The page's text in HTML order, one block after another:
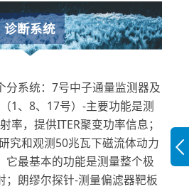
诊断系统
系统：7号中子通量监测器及
1、8、17号）-主要功能是测
率，提供ITER聚变功率信息；
究和观测50兆瓦下磁流体动力
它最基本的功能是测量整个极
；朗缪尔探针-测量偏滤器靶板